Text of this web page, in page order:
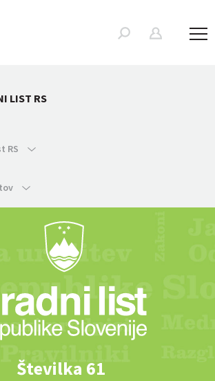
LIST RS
RS
Številka 61